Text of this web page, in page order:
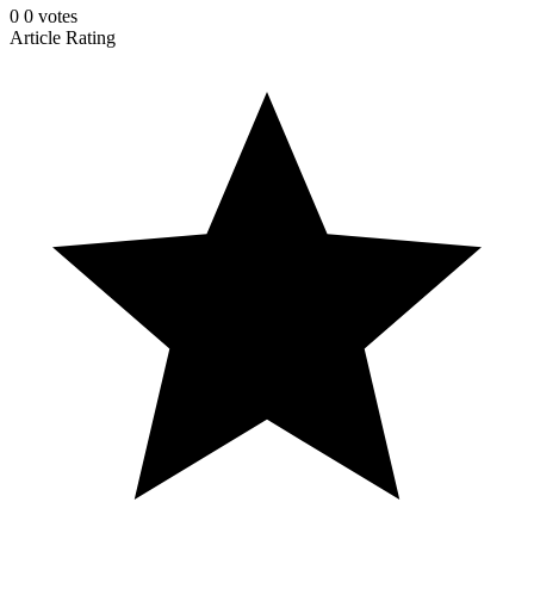
0 0 votes
Article Rating